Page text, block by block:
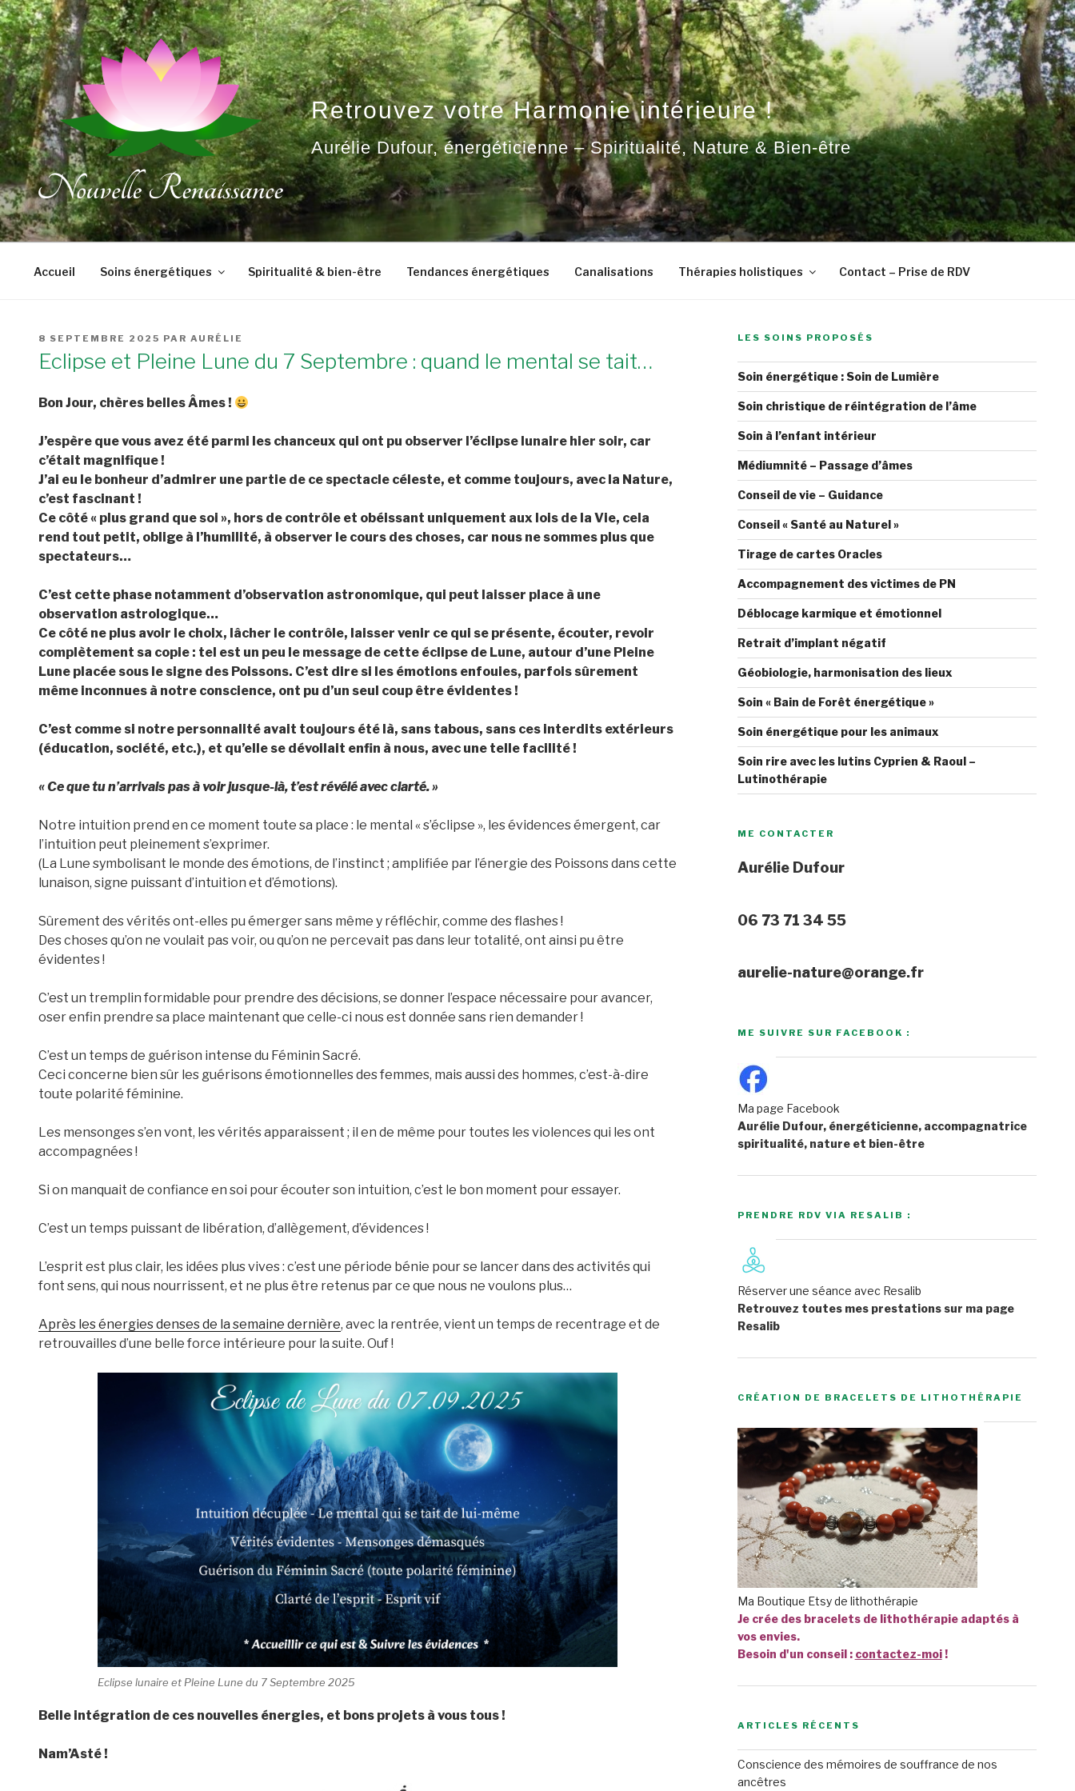
Aller
au
contenu
principal
Retrouvez votre Harmonie intérieure !
Aurélie Dufour, énergéticienne – Spiritualité, Nature & Bien-être
Accueil Soins énergétiques Spiritualité & bien-être Tendances énergétiques Canalisations Thérapies holistiques Contact – Prise de RDV
PUBLIÉ
8 SEPTEMBRE 2025 PAR AURÉLIE
Eclipse et Pleine Lune du 7 Septembre : quand le mental se tait…
Bon Jour, chères belles Âmes !
J’espère que vous avez été parmi les chanceux qui ont pu observer l’éclipse lunaire hier soir, car
c’était magnifique !
J’ai eu le bonheur d’admirer une partie de ce spectacle céleste, et comme toujours, avec la Nature,
c’est fascinant !
Ce côté « plus grand que soi », hors de contrôle et obéissant uniquement aux lois de la Vie, cela
rend tout petit, oblige à l’humilité, à observer le cours des choses, car nous ne sommes plus que
spectateurs…
C’est cette phase notamment d’observation astronomique, qui peut laisser place à une
observation astrologique…
Ce côté ne plus avoir le choix, lâcher le contrôle, laisser venir ce qui se présente, écouter, revoir
complètement sa copie : tel est un peu le message de cette éclipse de Lune, autour d’une Pleine
Lune placée sous le signe des Poissons. C’est dire si les émotions enfouies, parfois sûrement
même inconnues à notre conscience, ont pu d’un seul coup être évidentes !
C’est comme si notre personnalité avait toujours été là, sans tabous, sans ces interdits extérieurs
(éducation, société, etc.), et qu’elle se dévoilait enfin à nous, avec une telle facilité !
« Ce que tu n’arrivais pas à voir jusque-là, t’est révélé avec clarté. »
Notre intuition prend en ce moment toute sa place : le mental « s’éclipse », les évidences émergent, car
l’intuition peut pleinement s’exprimer.
(La Lune symbolisant le monde des émotions, de l’instinct ; amplifiée par l’énergie des Poissons dans cette
lunaison, signe puissant d’intuition et d’émotions).
Sûrement des vérités ont-elles pu émerger sans même y réfléchir, comme des flashes !
Des choses qu’on ne voulait pas voir, ou qu’on ne percevait pas dans leur totalité, ont ainsi pu être
évidentes !
C’est un tremplin formidable pour prendre des décisions, se donner l’espace nécessaire pour avancer,
oser enfin prendre sa place maintenant que celle-ci nous est donnée sans rien demander !
C’est un temps de guérison intense du Féminin Sacré.
Ceci concerne bien sûr les guérisons émotionnelles des femmes, mais aussi des hommes, c’est-à-dire
toute polarité féminine.
Les mensonges s’en vont, les vérités apparaissent ; il en de même pour toutes les violences qui les ont
accompagnées !
Si on manquait de confiance en soi pour écouter son intuition, c’est le bon moment pour essayer.
C’est un temps puissant de libération, d’allègement, d’évidences !
L’esprit est plus clair, les idées plus vives : c’est une période bénie pour se lancer dans des activités qui
font sens, qui nous nourrissent, et ne plus être retenus par ce que nous ne voulons plus…
Après les énergies denses de la semaine dernière, avec la rentrée, vient un temps de recentrage et de
retrouvailles d’une belle force intérieure pour la suite. Ouf !
Eclipse lunaire et Pleine Lune du 7 Septembre 2025
Belle intégration de ces nouvelles énergies, et bons projets à vous tous !
Nam’Asté !
LES SOINS PROPOSÉS
Soin énergétique : Soin de Lumière
Soin christique de réintégration de l’âme
Soin à l’enfant intérieur
Médiumnité – Passage d’âmes
Conseil de vie – Guidance
Conseil « Santé au Naturel »
Tirage de cartes Oracles
Accompagnement des victimes de PN
Déblocage karmique et émotionnel
Retrait d’implant négatif
Géobiologie, harmonisation des lieux
Soin « Bain de Forêt énergétique »
Soin énergétique pour les animaux
Soin rire avec les lutins Cyprien & Raoul –
Lutinothérapie
ME CONTACTER
Aurélie Dufour
06 73 71 34 55
aurelie-nature@orange.fr
ME SUIVRE SUR FACEBOOK :
Ma page Facebook
Aurélie Dufour, énergéticienne, accompagnatrice
spiritualité, nature et bien-être
PRENDRE RDV VIA RESALIB :
Réserver une séance avec Resalib
Retrouvez toutes mes prestations sur ma page
Resalib
CRÉATION DE BRACELETS DE LITHOTHÉRAPIE
Ma Boutique Etsy de lithothérapie
Je crée des bracelets de lithothérapie adaptés à
vos envies.
Besoin d'un conseil : contactez-moi!
ARTICLES RÉCENTS
Conscience des mémoires de souffrance de nos
ancêtres